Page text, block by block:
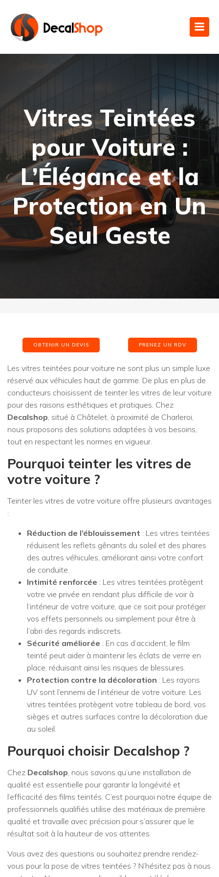
Vitres Teintées
pour Voiture :
L’Élégance et la
Protection en Un
Seul Geste
OBTENIR UN DEVIS PRENEZ UN RDV
Les vitres teintées pour voiture ne sont plus un simple luxe
réservé aux véhicules haut de gamme. De plus en plus de
conducteurs choisissent de teinter les vitres de leur voiture
pour des raisons esthétiques et pratiques. Chez
Decalshop, situé à Châtelet, à proximité de Charleroi,
nous proposons des solutions adaptées à vos besoins,
tout en respectant les normes en vigueur.
Pourquoi teinter les vitres de
votre voiture ?
Teinter les vitres de votre voiture offre plusieurs avantages
:
Réduction de l’éblouissement : Les vitres teintées
réduisent les reflets gênants du soleil et des phares
des autres véhicules, améliorant ainsi votre confort
de conduite.
Intimité renforcée : Les vitres teintées protègent
votre vie privée en rendant plus difficile de voir à
l’intérieur de votre voiture, que ce soit pour protéger
vos effets personnels ou simplement pour être à
l’abri des regards indiscrets.
Sécurité améliorée : En cas d’accident, le film
teinté peut aider à maintenir les éclats de verre en
place, réduisant ainsi les risques de blessures.
Protection contre la décoloration : Les rayons
UV sont l’ennemi de l’intérieur de votre voiture. Les
vitres teintées protègent votre tableau de bord, vos
sièges et autres surfaces contre la décoloration due
au soleil.
Pourquoi choisir Decalshop ?
Chez Decalshop, nous savons qu’une installation de
qualité est essentielle pour garantir la longévité et
l’efficacité des films teintés. C’est pourquoi notre équipe de
professionnels qualifiés utilise des matériaux de première
qualité et travaille avec précision pour s’assurer que le
résultat soit à la hauteur de vos attentes.
Vous avez des questions ou souhaitez prendre rendez-
vous pour la pose de vitres teintées ? N’hésitez pas à nous